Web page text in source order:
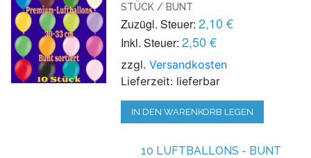
STÜCK / BUNT
Zuzügl. Steuer: 2,10 €
Inkl. Steuer: 2,50 €
zzgl.Versandkosten
Lieferzeit: lieferbar
IN DEN WARENKORB LEGEN
10 LUFTBALLONS - BUNT